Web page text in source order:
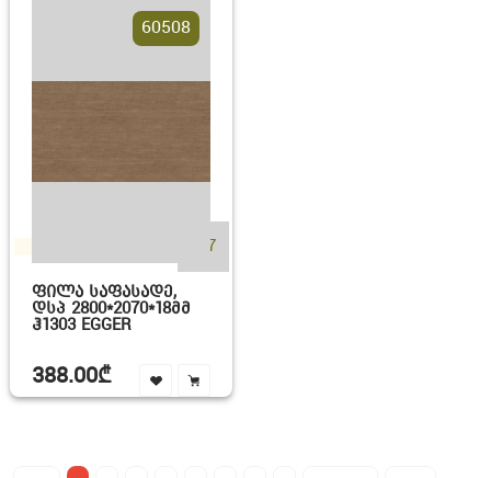
60508
+17
ᲤᲘᲚᲐ ᲡᲐᲤᲐᲡᲐᲓᲔ,
ᲓᲡᲞ 2800*2070*18ᲛᲛ
Ჰ1303 EGGER
388.00₾